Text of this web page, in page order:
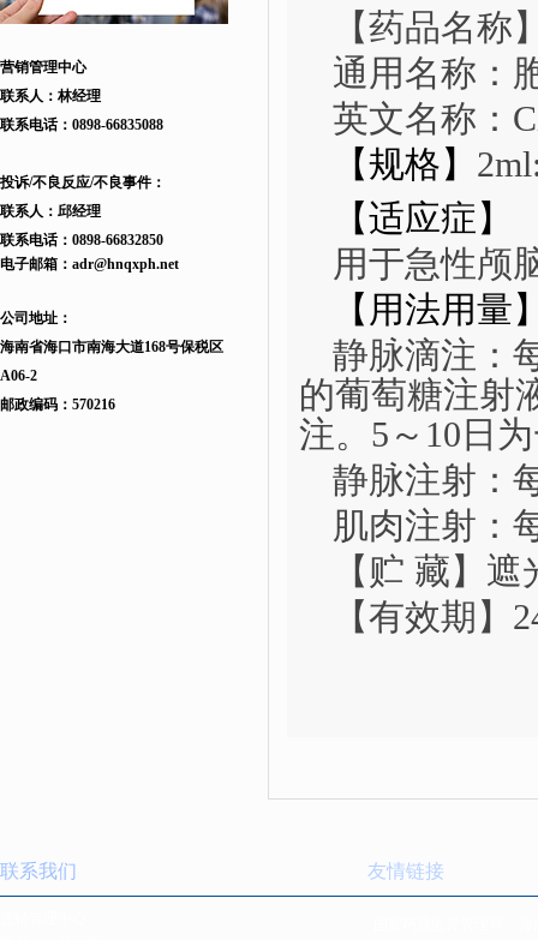
营销管理中心
联系人：林经理
联系电话： 0898-66835088
投诉/不良反应/不良事件：
联系人：邱经理
联系电话： 0898-66832850
电子邮箱： adr@hnqxph.net
公司地址：
海南省海口市南海大道168号保税区
A06-2
邮政编码：570216
【药品名称
通用名称 ：
英文名称 ：
【规格】
【适应症】
用于急性颅
【用法用量
静脉滴注：
的葡萄糖注射
注。5～10日
静脉注射：
肌肉注射：
【贮 藏】遮
【有效期】
联系我们 友情链接